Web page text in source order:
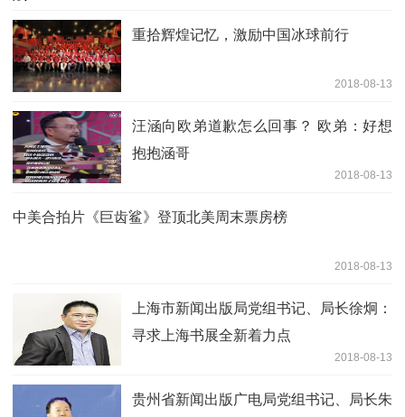
重拾辉煌记忆，激励中国冰球前行
2018-08-13
汪涵向欧弟道歉怎么回事？ 欧弟：好想
抱抱涵哥
2018-08-13
中美合拍片《巨齿鲨》登顶北美周末票房榜
2018-08-13
上海市新闻出版局党组书记、局长徐炯：
寻求上海书展全新着力点
2018-08-13
贵州省新闻出版广电局党组书记、局长朱